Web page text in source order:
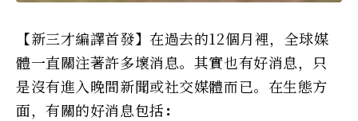
【新三才編譯首發】在過去的12個月裡，全球媒
體一直關注著許多壞消息。其實也有好消息，只
是沒有進入晚間新聞或社交媒體而已。在生態方
面，有關的好消息包括：